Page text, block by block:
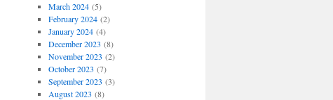
March 2024(5)
February 2024(2)
January 2024(4)
December 2023 (8)
November 2023 (2)
October 2023 (7)
September 2023 (3)
August 2023 (8)